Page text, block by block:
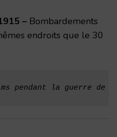
– Bombardements
endroits que le 30
pendant la guerre de